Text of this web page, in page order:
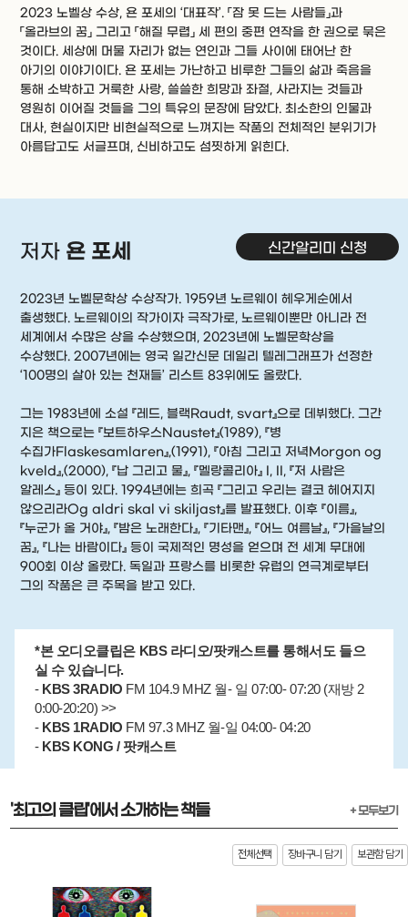
2023 노벨상 수상, 욘 포세의 ‘대표작’. 「잠 못 드는 사람들」과
「올라브의 꿈」 그리고 「해질 무렵」 세 편의 중편 연작을 한 권으로 묶은
것이다. 세상에 머물 자리가 없는 연인과 그들 사이에 태어난 한
아기의 이야기이다. 욘 포세는 가난하고 비루한 그들의 삶과 죽음을
통해 소박하고 거룩한 사랑, 쓸쓸한 희망과 좌절, 사라지는 것들과
영원히 이어질 것들을 그의 특유의 문장에 담았다. 최소한의 인물과
대사, 현실이지만 비현실적으로 느껴지는 작품의 전체적인 분위기가
아름답고도 서글프며, 신비하고도 섬찟하게 읽힌다.
저자 욘 포세 신간알리미 신청
2023년 노벨문학상 수상작가. 1959년 노르웨이 헤우게순에서
출생했다. 노르웨이의 작가이자 극작가로, 노르웨이뿐만 아니라 전
세계에서 수많은 상을 수상했으며, 2023년에 노벨문학상을
수상했다. 2007년에는 영국 일간신문 데일리 텔레그래프가 선정한
‘100명의 살아 있는 천재들’ 리스트 83위에도 올랐다.
그는 1983년에 소설 『레드, 블랙Raudt, svart』으로 데뷔했다. 그간
지은 책으로는 『보트하우스Naustet』(1989), 『병
수집가Flaskesamlaren』,(1991), 『아침 그리고 저녁Morgon og
kveld』,(2000), 『납 그리고 물』, 『멜랑콜리아』 I, II, 『저 사람은
알레스』 등이 있다. 1994년에는 희곡 『그리고 우리는 결코 헤어지지
않으리라Og aldri skal vi skiljast』를 발표했다. 이후 『이름』,
『누군가 올 거야』, 『밤은 노래한다』, 『기타맨』, 『어느 여름날』, 『가을날의
꿈』, 『나는 바람이다』 등이 국제적인 명성을 얻으며 전 세계 무대에
900회 이상 올랐다. 독일과 프랑스를 비롯한 유럽의 연극계로부터
그의 작품은 큰 주목을 받고 있다.
*본 오디오클립은 KBS 라디오/팟캐스트를 통해서도 들으
실 수 있습니다.
- KBS 3RADIO FM 104.9 MHZ 월- 일 07:00- 07:20 (재방 2
0:00-20:20) >>
- KBS 1RADIO FM 97.3 MHZ 월-일 04:00- 04:20
- KBS KONG / 팟캐스트
'최고의 클립'에서 소개하는 책들 + 모두보기
전체선택 장바구니 담기 보관함 담기